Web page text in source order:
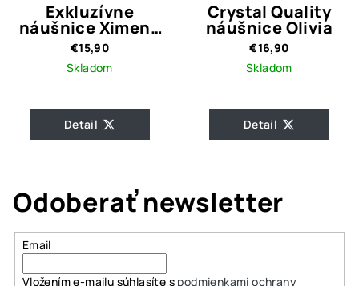
Exkluzívne
náušnice Ximena
Crystal Quality
€15,90
Skladom
Detail
Crystal Quality
náušnice Olivia
€16,90
Skladom
Detail
Odoberať newsletter
Email
Vložením e-mailu súhlasíte s podmienkami ochrany